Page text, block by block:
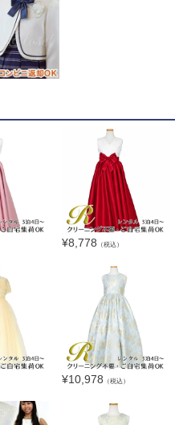
¥8,778 （税込）
¥10,978 （税込）